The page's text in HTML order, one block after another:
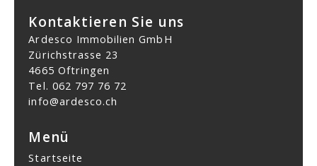
Kontaktieren Sie uns
Ardesco Immobilien GmbH
Zürichstrasse 23
4665 Oftringen
Tel. 062 797 76 72
info@ardesco.ch
Menü
Startseite